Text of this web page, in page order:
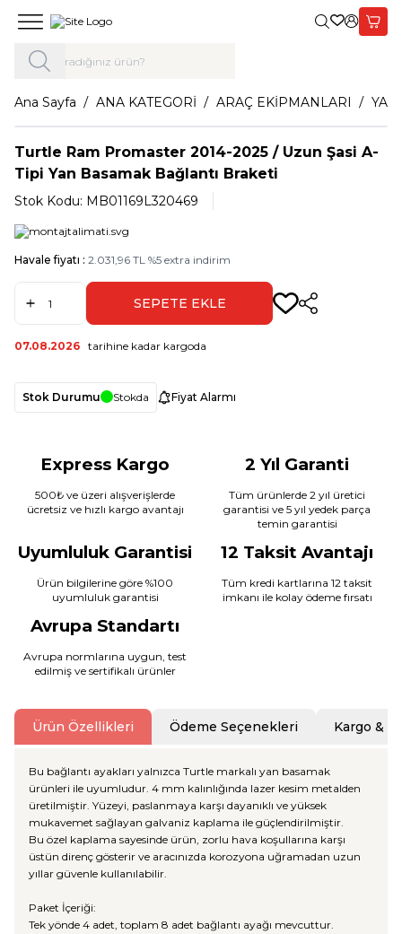
Giriş Yap,
Ana Sayfa ANA KATEGORİ ARAÇ EKİPMANLARI
Turtle Ram Promaster 2014-2025 / Uzun Şasi A-
Tipi Yan Basamak Bağlantı Braketi
Stok Kodu: MB01169L320469
Havale fiyatı : 2.031,96 TL %5 extra indirim
SEPETE EKLE Paylaş
07.08.2026 tarihine kadar kargoda
Stok Durumu Stokda Fiyat Alarmı
Express Kargo
500₺ ve üzeri alışverişlerde
ücretsiz ve hızlı kargo avantajı
2 Yıl Garanti
Tüm ürünlerde 2 yıl üretici
garantisi ve 5 yıl yedek parça
temin garantisi
Uyumluluk Garantisi
Ürün bilgilerine göre %100
uyumluluk garantisi
12 Taksit Avantajı
Tüm kredi kartlarına 12 taksit
imkanı ile kolay ödeme fırsatı
Avrupa Standartı
Avrupa normlarına uygun, test
edilmiş ve sertifikalı ürünler
Ürün Özellikleri Ödeme Seçenekleri Kargo &
Bu bağlantı ayakları yalnızca Turtle markalı yan basamak
ürünleri ile uyumludur. 4 mm kalınlığında lazer kesim metalden
üretilmiştir. Yüzeyi, paslanmaya karşı dayanıklı ve yüksek
mukavemet sağlayan galvaniz kaplama ile güçlendirilmiştir.
Bu özel kaplama sayesinde ürün, zorlu hava koşullarına karşı
üstün direnç gösterir ve aracınızda korozyona uğramadan uzun
yıllar güvenle kullanılabilir.
Paket İçeriği:
Tek yönde 4 adet, toplam 8 adet bağlantı ayağı mevcuttur.